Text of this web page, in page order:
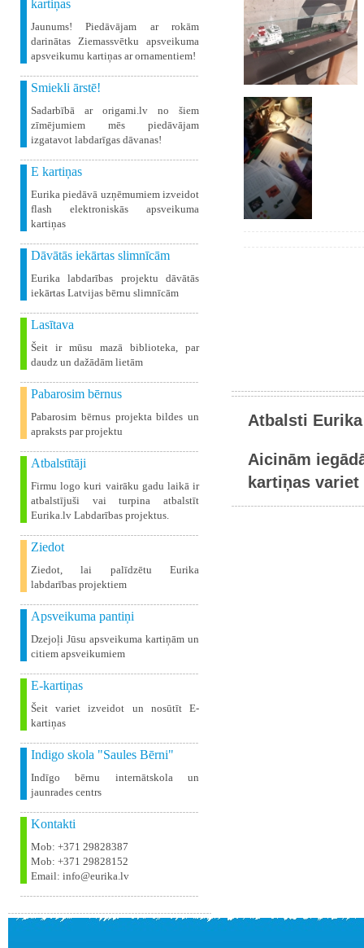
kartiņas
Jaunums! Piedāvājam ar rokām
darinātas Ziemassvētku apsveikuma
apsveikumu kartiņas ar ornamentiem!
Smiekli ārstē!
Sadarbībā ar origami.lv no šiem
zīmējumiem mēs piedāvājam
izgatavot labdarīgas dāvanas!
E kartiņas
Eurika piedāvā uzņēmumiem izveidot
flash elektroniskās apsveikuma
kartiņas
Dāvātās iekārtas slimnīcām
Eurika labdarības projektu dāvātās
iekārtas Latvijas bērnu slimnīcām
Lasītava
Šeit ir mūsu mazā biblioteka, par
daudz un dažādām lietām
Pabarosim bērnus
Pabarosim bērnus projekta bildes un
apraksts par projektu
Atbalstītāji
Firmu logo kuri vairāku gadu laikā ir
atbalstījuši vai turpina atbalstīt
Eurika.lv Labdarības projektus.
Ziedot
Ziedot, lai palīdzētu Eurika
labdarības projektiem
Apsveikuma pantiņi
Dzejoļi Jūsu apsveikuma kartiņām un
citiem apsveikumiem
E-kartiņas
Šeit variet izveidot un nosūtīt E-
kartiņas
Indigo skola "Saules Bērni"
Indīgo bērnu internātskola un
jaunrades centrs
Kontakti
Mob: +371 29828387
Mob: +371 29828152
Email: info@eurika.lv
Atbalsti
Aicinām
kartiņas variet